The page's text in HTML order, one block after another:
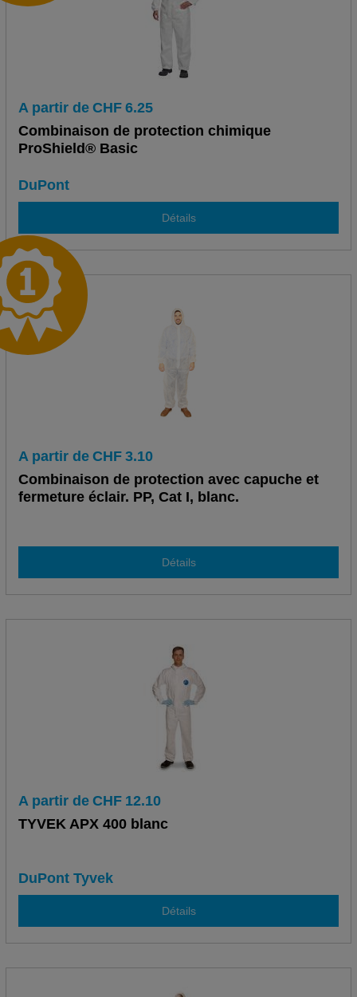
A partir de CHF 6.25
Combinaison de protection chimique
ProShield® Basic
DuPont
Détails
A partir de CHF 3.10
Combinaison de protection avec capuche et
fermeture éclair. PP, Cat I, blanc.
Détails
A partir de CHF 12.10
TYVEK APX 400 blanc
DuPont Tyvek
Détails